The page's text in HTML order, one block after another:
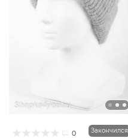
0 Закончился